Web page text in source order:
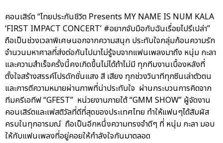
คอนเสิร์ต “ไทยประกันชีวิต Presents MY NAME IS NUM KALA
‘FIRST IMPACT CONCERT’ #อยากจับมือกับฉันเรื่อยไปรึเปล่า”
ถือเป็นช่วงเวลาพิเศษนอกจากความสนุก ประทับใจกลุ่มก้อนความรัก
จำนวนมหาศาลที่ส่งต่อกันไปมาไม่รู้จบจากแฟนเพลงมาถึง หนุ่ม กะลา
และความสำเร็จครั้งนี้คงเกิดขึ้นไม่ได้ถ้าไม่มี ทุกทีมงานเบื้องหลังที่
ตั้งใจสร้างสรรค์โปรดักชั่นแสง สี เสียง ทุกช่วงวินาทีทุกซีนเล่าตัวตน
และการตีความหมายผ่านภาพที่น่าประทับใจ ผ่านกระบวนการคิดจาก
ทีมครีเอทีฟ “GFEST” หน่วยงานภายใต้ “GMM SHOW” ผู้จัดงาน
คอนเสิร์ตและเฟสติวัลที่ดีที่สุดของประเทศไทย ทำให้แฟนๆได้สัมผัส
ครบในทุกอารมณ์ ถือเป็นอีกหนึ่งความทรงจำดีๆ ที่ หนุ่ม กะลา มอบ
ให้กับแฟนเพลงที่อยู่คอยให้กำลังใจกันมาตลอด